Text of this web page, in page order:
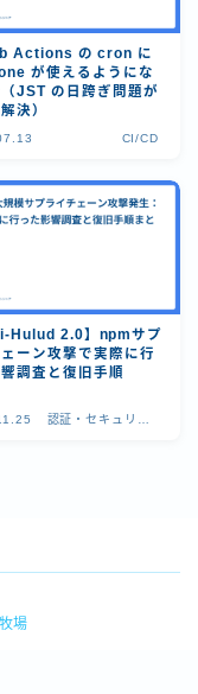
Actions の cron に
が使えるようにな
（JST の日跨ぎ問題が
決）
CI/CD
Hulud 2.0】npmサプ
ーン攻撃で実際に行
調査と復旧手順
認証・セキュリテ
場